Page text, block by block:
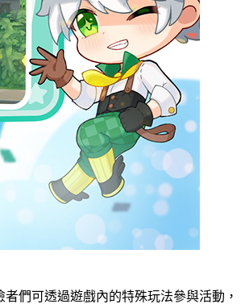
們可透過遊戲內的特殊玩法參與活動，